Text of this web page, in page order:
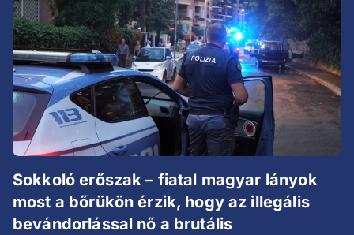
Sokkoló erőszak – fiatal magyar lányok
most a bőrükön érzik, hogy az illegális
bevándorlással nő a brutális